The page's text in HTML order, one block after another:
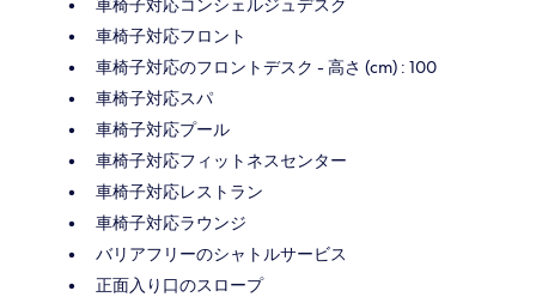
車椅子対応コンシェルジュデスク
車椅子対応フロント
車椅子対応のフロントデスク - 高さ (cm) : 100
車椅子対応スパ
車椅子対応プール
車椅子対応フィットネスセンター
車椅子対応レストラン
車椅子対応ラウンジ
バリアフリーのシャトルサービス
正面入り口のスロープ